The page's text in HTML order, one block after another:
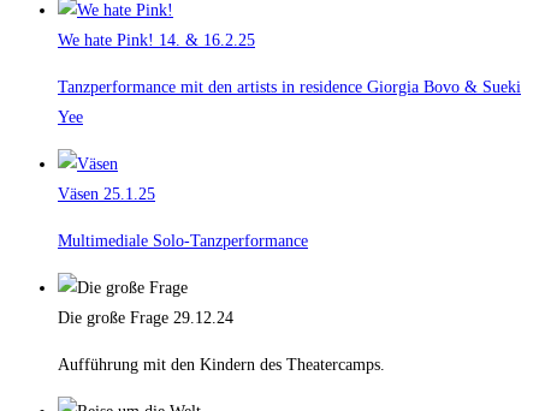
We hate Pink! 14. & 16.2.25
Tanzperformance mit den artists in residence Giorgia Bovo & Sueki
Yee
Väsen 25.1.25
Multimediale Solo-Tanzperformance
Die große Frage 29.12.24
Aufführung mit den Kindern des Theatercamps.